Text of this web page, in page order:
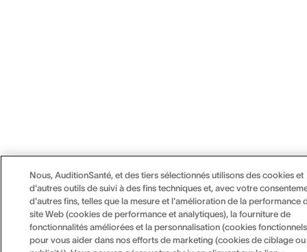
Nous, AuditionSanté, et des tiers sélectionnés utilisons des cookies et
d'autres outils de suivi à des fins techniques et, avec votre
d'autres fins, telles que la mesure et l'amélioration de la performance
site Web (cookies de performance et analytiques), la fourniture de
fonctionnalités améliorées et la personnalisation (cookies
pour vous aider dans nos efforts de marketing (cookies de ciblage